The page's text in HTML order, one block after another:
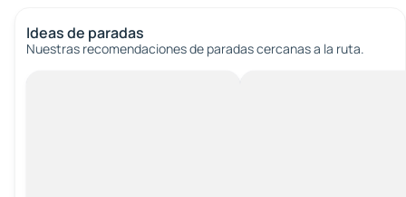
Ideas de paradas
Nuestras recomendaciones de paradas cercanas a la ruta.